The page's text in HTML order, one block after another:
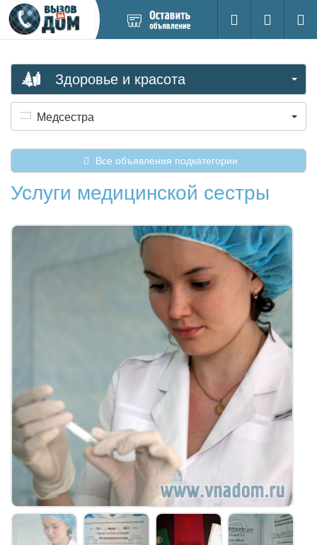
новое
Поиск
Вход на
Здоровье и красота
Медсестра
Все объявления подкатегории
Услуги медицинской сестры